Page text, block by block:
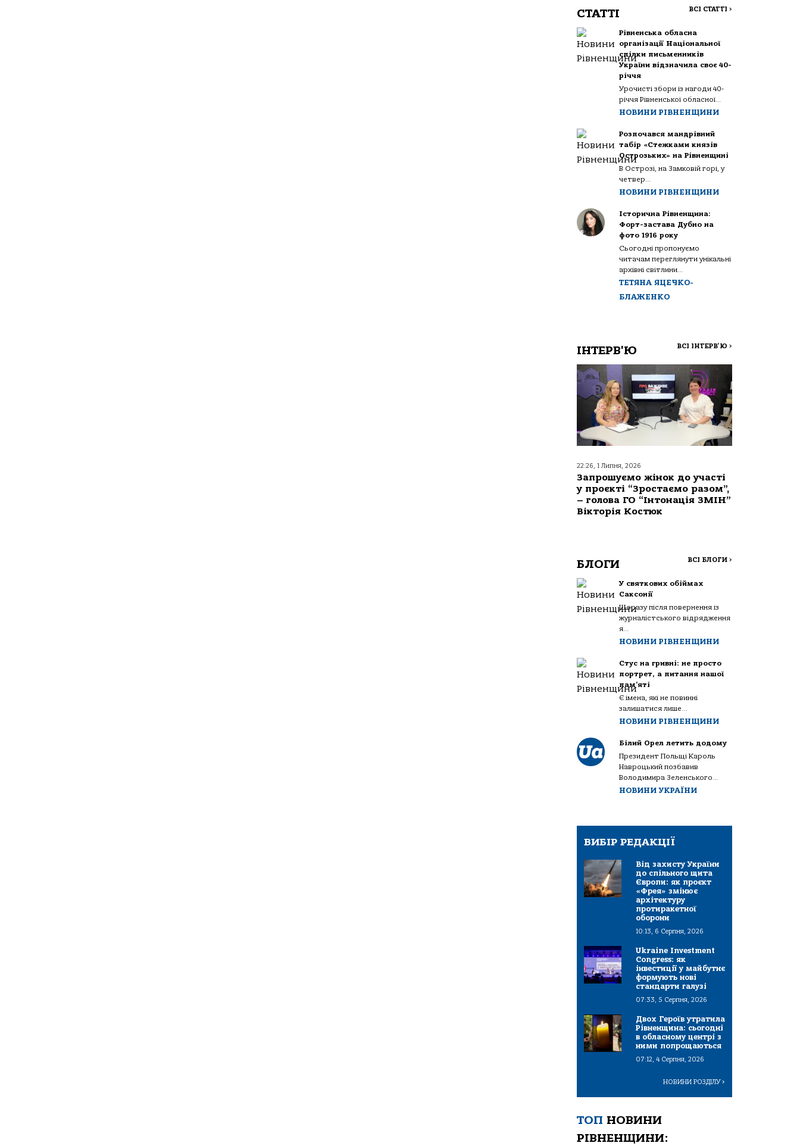
СТАТТІ ВСІ СТАТТІ >
Рівненська обласна
організації Національної
спілки письменників
України відзначила своє 40-
річчя
Урочисті збори із нагоди 40-
річчя Рівненської обласної...
НОВИНИ РІВНЕНЩИНИ
Розпочався мандрівний
табір «Стежками князів
Острозьких» на Рівненщині
В Острозі, на Замковій горі, у
четвер...
НОВИНИ РІВНЕНЩИНИ
Історична Рівненщина:
Форт-застава Дубно на
фото 1916 року
Сьогодні пропонуємо
читачам переглянути унікальні
архівні світлини...
ТЕТЯНА ЯЦЕЧКО-
БЛАЖЕНКО
ІНТЕРВ'Ю ВСІ ІНТЕРВ'Ю >
22:26, 1 Липня, 2026
Запрошуємо жінок до участі
у проєкті “Зростаємо разом”,
– голова ГО “Інтонація ЗМІН”
Вікторія Костюк
БЛОГИ ВСІ БЛОГИ >
У святкових обіймах
Саксонії
Щоразу після повернення із
журналістського відрядження
я...
НОВИНИ РІВНЕНЩИНИ
Стус на гривні: не просто
портрет, а питання нашої
пам’яті
Є імена, які не повинні
залишатися лише...
НОВИНИ РІВНЕНЩИНИ
Білий Орел летить додому
Президент Польщі Кароль
Навроцький позбавив
Володимира Зеленського...
НОВИНИ УКРАЇНИ
ВИБІР РЕДАКЦІЇ
Від захисту України
до спільного щита
Європи: як проєкт
«Фрея» змінює
архітектуру
протиракетної
оборони
10:13, 6 Серпня, 2026
Ukraine Investment
Congress: як
інвестиції у майбутнє
формують нові
стандарти галузі
07:33, 5 Серпня, 2026
Двох Героїв утратила
Рівненщина: сьогодні
в обласному центрі з
ними попрощаються
07:12, 4 Серпня, 2026
НОВИНИ РОЗДІЛУ>
ТОП НОВИНИ
РІВНЕНЩИНИ: